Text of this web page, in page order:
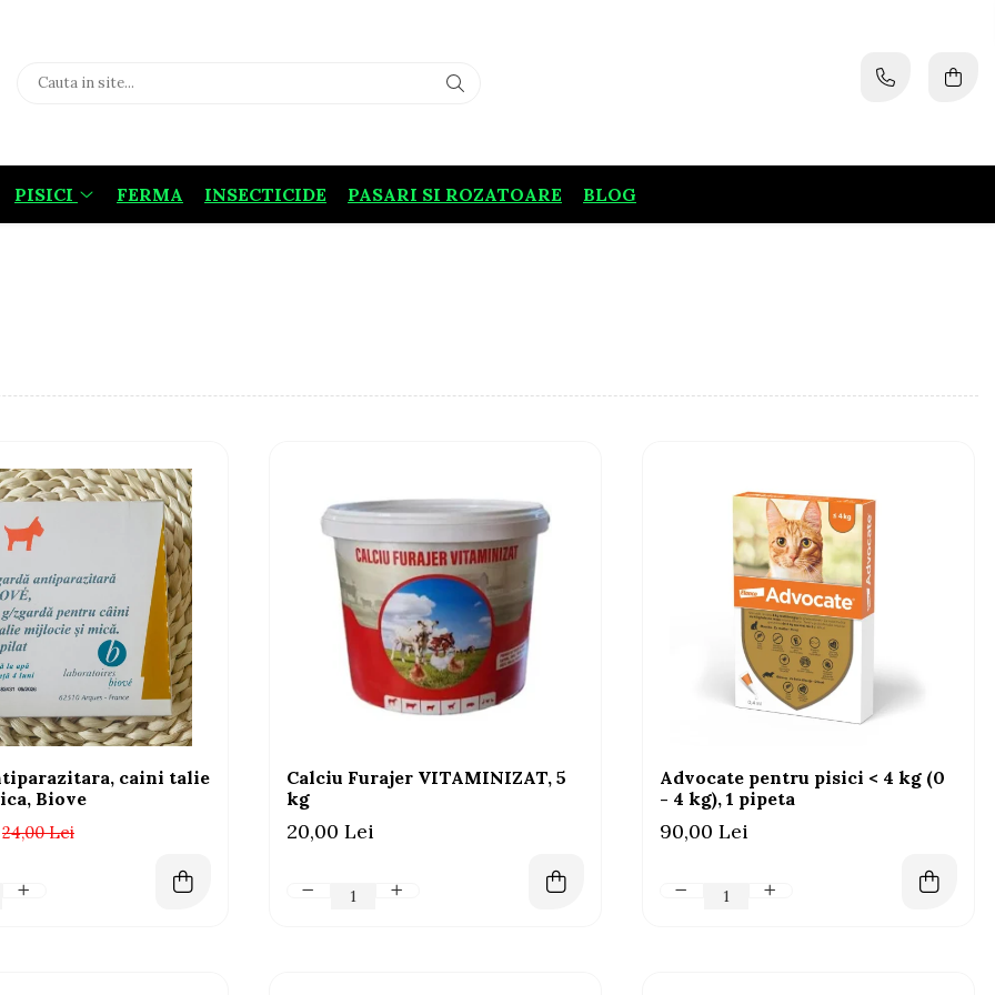
PISICI FERMA INSECTICIDE PASARI SI ROZATOARE BLOG
caini talie
Biove
24,00 Lei
Calciu Furajer VITAMINIZAT, 5
kg
20,00 Lei
Advocate pentru pisici < 4 kg (0
- 4 kg), 1 pipeta
90,00 Lei